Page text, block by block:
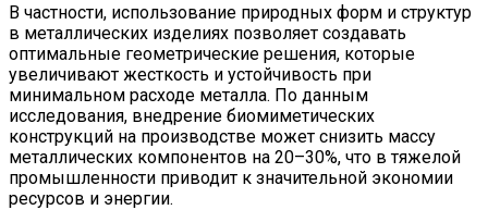
В частности, использование природных форм и структур
в металлических изделиях позволяет создавать
оптимальные геометрические решения, которые
увеличивают жесткость и устойчивость при
минимальном расходе металла. По данным
исследования, внедрение биомиметических
конструкций на производстве может снизить массу
металлических компонентов на 20–30%, что в тяжелой
промышленности приводит к значительной экономии
ресурсов и энергии.